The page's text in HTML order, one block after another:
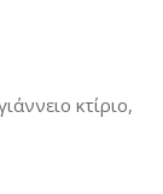
κτίριο,